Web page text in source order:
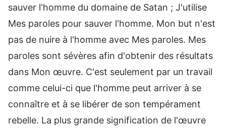
sauver l'homme du domaine de Satan ; J'utilise
Mes paroles pour sauver l'homme. Mon but n'est
pas de nuire à l'homme avec Mes paroles. Mes
paroles sont sévères afin d'obtenir des résultats
dans Mon œuvre. C'est seulement par un travail
comme celui-ci que l'homme peut arriver à se
connaître et à se libérer de son tempérament
rebelle. La plus grande signification de l'œuvre